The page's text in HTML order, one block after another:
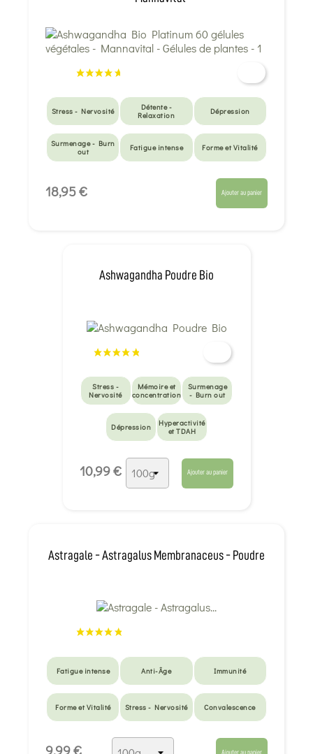
Stress - Nervosité
Détente -
Relaxation
Dépression
Surmenage - Burn
out
Fatigue intense Forme et Vitalité
18,95 € Ajouter au panier
Ashwagandha Poudre Bio
Stress -
Nervosité
Mémoire et
concentration
Surmenage
- Burn out
Dépression
Hyperactivité
et TDAH
10,99 € Ajouter au panier
Astragale - Astragalus Membranaceus - Poudre
Fatigue intense Anti-Âge Immunité
Forme et Vitalité Stress - Nervosité Convalescence
9,99 € Ajouter au panier